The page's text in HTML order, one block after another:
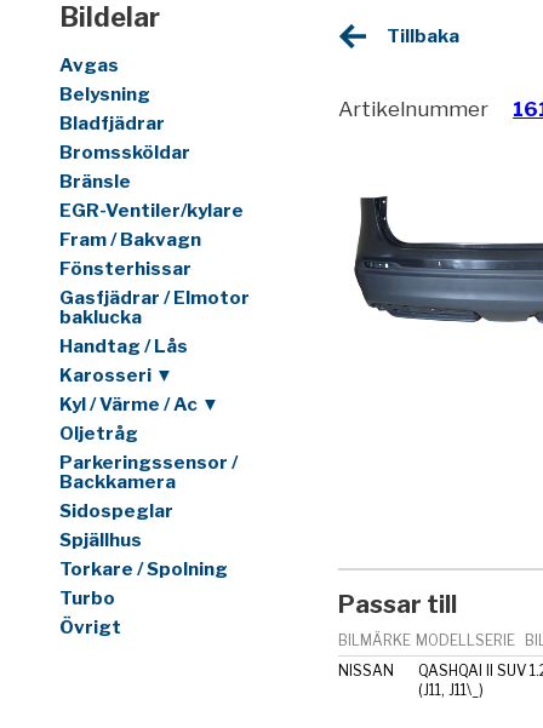
Bildelar
Avgas
Belysning
Bladfjädrar
Bromssköldar
Bränsle
EGR-Ventiler/kylare
Fram / Bakvagn
Fönsterhissar
Gasfjädrar / Elmotor
baklucka
Handtag / Lås
Karosseri ▼
Kyl / Värme / Ac ▼
Oljetråg
Parkeringssensor /
Backkamera
Sidospeglar
Spjällhus
Torkare / Spolning
Turbo
Övrigt
Tillbaka
Artikelnummer
Passar till
BILMÄRKE MODELLSERIE
NISSAN
QASHQAI II SUV
(J11, J11\_)